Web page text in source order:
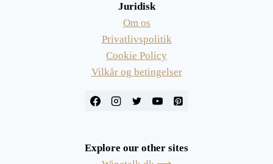
Juridisk
Om os
Privatlivspolitik
Cookie Policy
Vilkår og betingelser
Explore our other sites